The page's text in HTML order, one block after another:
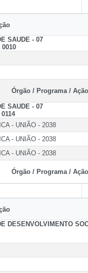
SAUDE - 07
0010
Órgão / Programa / Ação
SAUDE - 07
- UNIÃO - 2038
- UNIÃO - 2038
- UNIÃO - 2038
Órgão / Programa / Ação
DESENVOLVIMENTO